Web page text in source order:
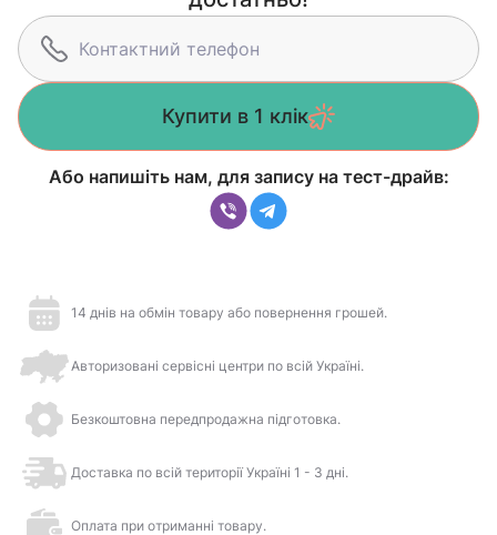
Купити в 1 клік
Або напишіть нам, для запису на тест-драйв:
14 днів на обмін товару або повернення грошей.
Авторизовані сервісні центри по всій Україні.
Безкоштовна передпродажна підготовка.
Доставка по всій території Україні 1 - 3 дні.
Оплата при отриманні товару.